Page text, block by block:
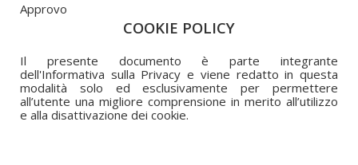
Approvo
COOKIE POLICY
Il presente documento è parte integrante
dell'Informativa sulla Privacy e viene redatto in questa
modalità solo ed esclusivamente per permettere
all’utente una migliore comprensione in merito all’utilizzo
e alla disattivazione dei cookie.